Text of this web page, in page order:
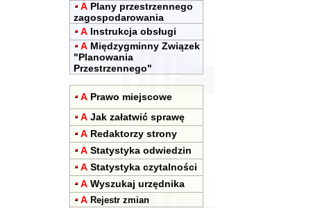
A Plany przestrzennego
zagospodarowania
A Instrukcja obsługi
A Międzygminny Związek
"Planowania
Przestrzennego"
A Prawo miejscowe
A Jak załatwić sprawę
A Redaktorzy strony
A Statystyka odwiedzin
A Statystyka czytalności
A Wyszukaj urzędnika
A Rejestr zmian